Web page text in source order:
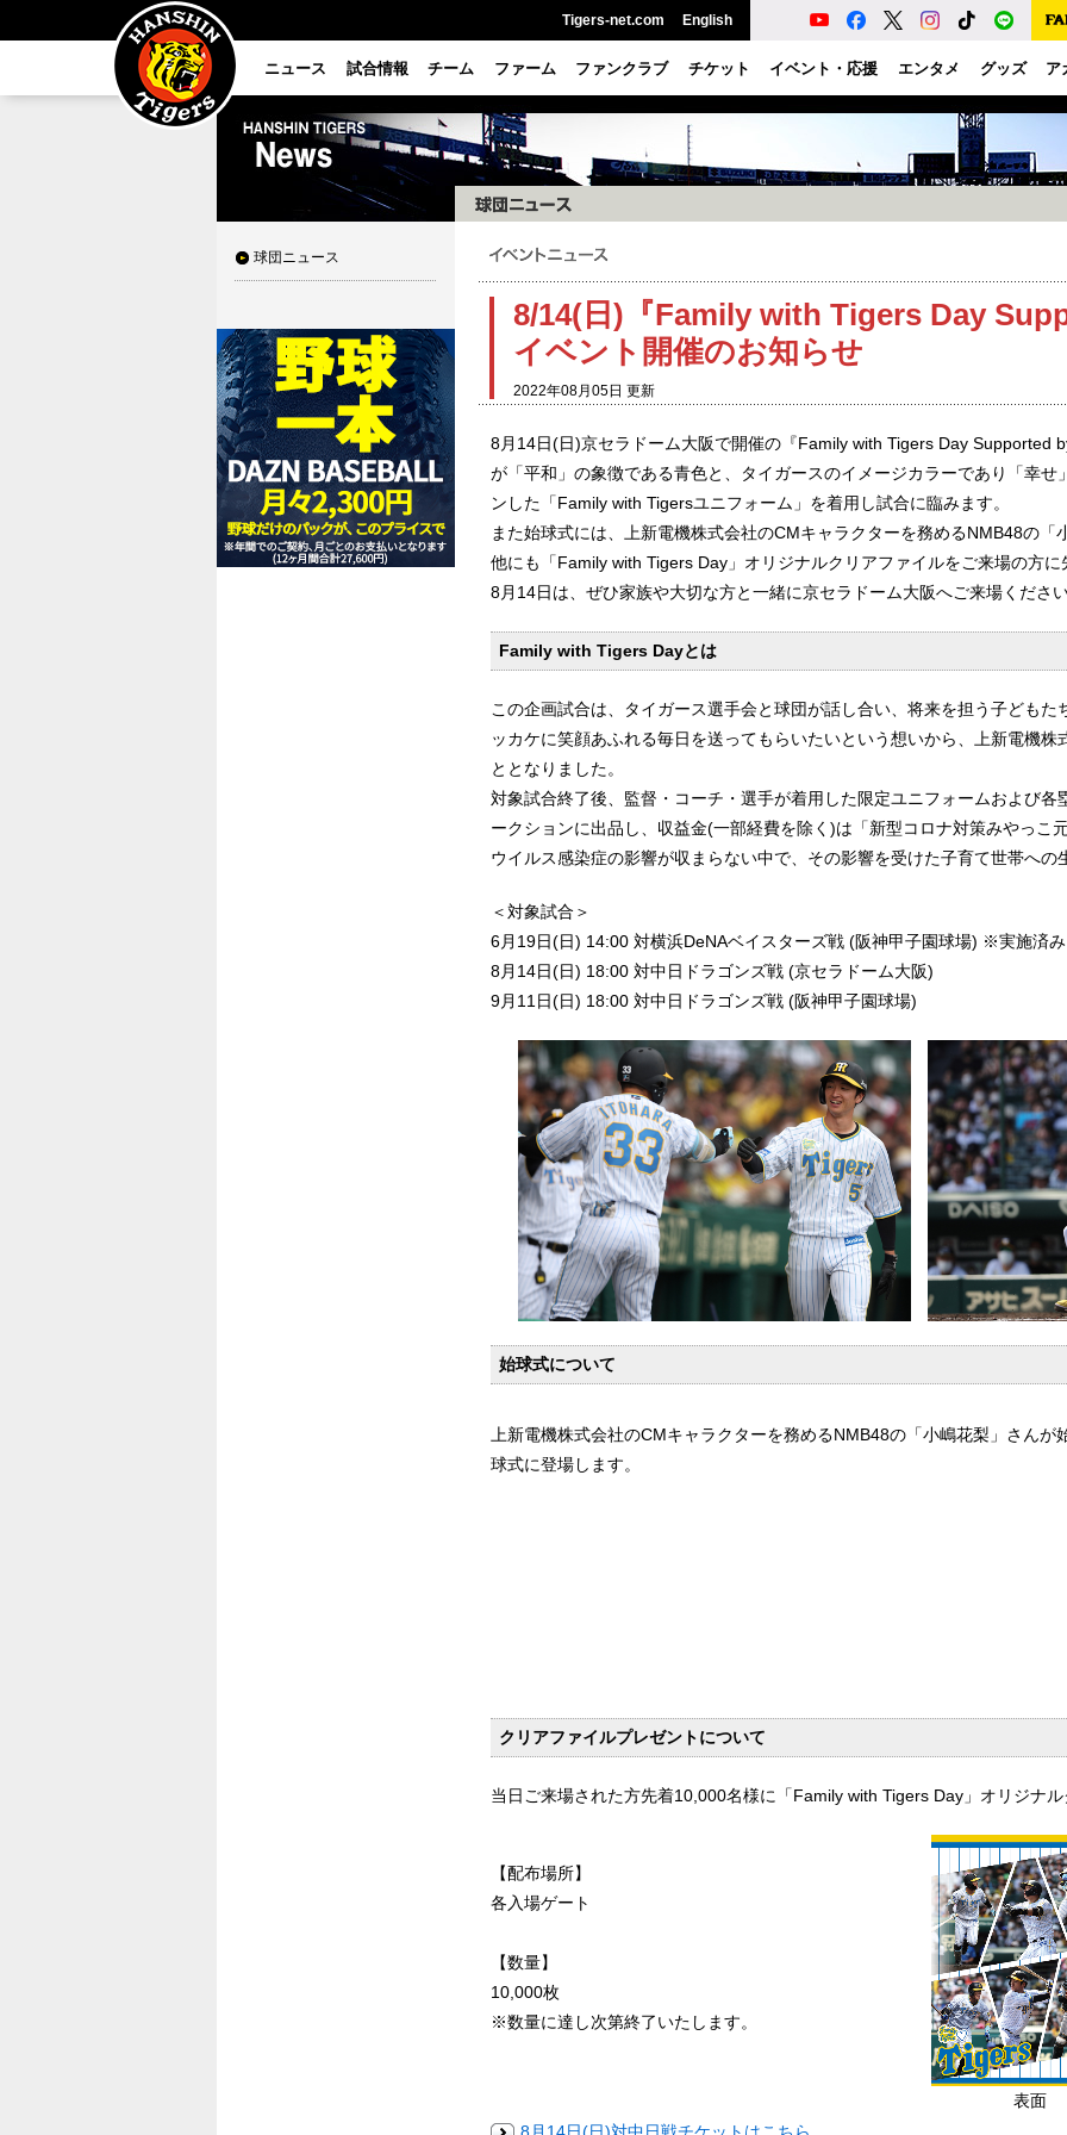
Tigers-net.com English
ニュース 試合情報 チーム ファーム ファンクラブ チケット イベント・応援 エンタメ グッズ ア
球団ニュース
8/14(日)『Family with Tigers Day
イベント開催のお知らせ
2022年08月05日 更新
8月14日(日)京セラドーム大阪で開催の『Family with Tigers Day Supported
が「平和」の象徴である青色と、タイガースのイメージカラーであり「幸
ンした「Family with Tigersユニフォーム」を着用し試合に臨みます。
また始球式には、上新電機株式会社のCMキャラクターを務めるNMB48の「
他にも「Family with Tigers Day」オリジナルクリアファイルをご来場の方
8月14日は、ぜひ家族や大切な方と一緒に京セラドーム大阪へご来場くださ
Family with Tigers Dayとは
この企画試合は、タイガース選手会と球団が話し合い、将来を担う子ども
ッカケに笑顔あふれる毎日を送ってもらいたいという想いから、上新電機
ととなりました。
対象試合終了後、監督・コーチ・選手が着用した限定ユニフォームおよび
ークションに出品し、収益金(一部経費を除く)は「新型コロナ対策みやっこ
ウイルス感染症の影響が収まらない中で、その影響を受けた子育て世帯への
＜対象試合＞
6月19日(日) 14:00 対横浜DeNAベイスターズ戦 (阪神甲子園球場) ※実施済み
8月14日(日) 18:00 対中日ドラゴンズ戦 (京セラドーム大阪)
9月11日(日) 18:00 対中日ドラゴンズ戦 (阪神甲子園球場)
始球式について
上新電機株式会社のCMキャラクターを務めるNMB48の「小嶋花梨」さんが
球式に登場します。
クリアファイルプレゼントについて
当日ご来場された方先着10,000名様に「Family with Tigers Day」オリジナ
【配布場所】
各入場ゲート
【数量】
10,000枚
※数量に達し次第終了いたします。
表面